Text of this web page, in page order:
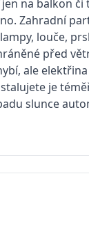
na balkon
Zahradní
louče,
před
ale
je
slunce